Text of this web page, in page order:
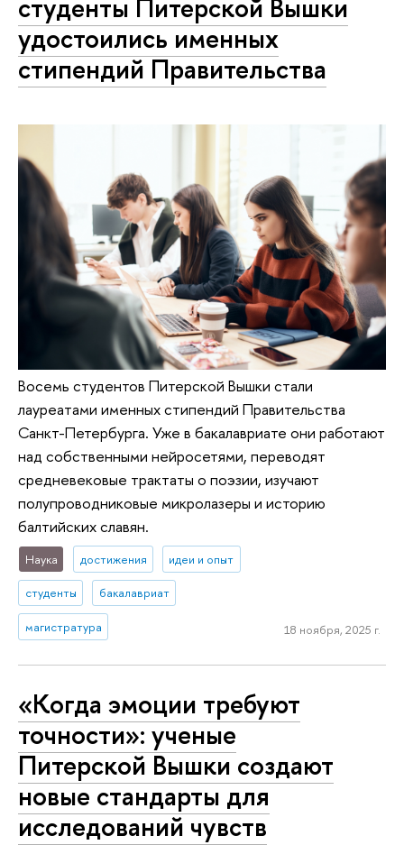
студенты Питерской Вышки
удостоились именных
стипендий Правительства
Восемь студентов Питерской Вышки стали
лауреатами именных стипендий Правительства
Санкт-Петербурга. Уже в бакалавриате они работают
над собственными нейросетями, переводят
средневековые трактаты о поэзии, изучают
полупроводниковые микролазеры и историю
балтийских славян.
Наука достижения идеи и опыт
студенты бакалавриат
магистратура 18 ноября, 2025 г.
«Когда эмоции требуют
точности»: ученые
Питерской Вышки создают
новые стандарты для
исследований чувств